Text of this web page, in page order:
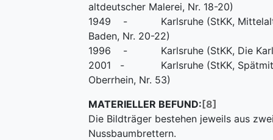
altdeutscher Malerei, Nr. 18-20)
1949 - Karlsruhe (StKK,
Baden, Nr. 20-22)
1996 - Karlsruhe (StKK, Die
2001 - Karlsruhe (StKK,
Oberrhein, Nr. 53)
MATERIELLER BEFUND: [8]
Die Bildträger bestehen jeweils aus
Nussbaumbrettern.